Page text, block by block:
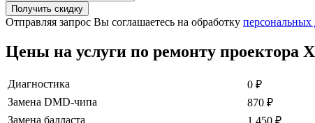
Отправляя запрос Вы соглашаетесь на обработку
Цены на услуги по ремонту проектора
Диагностика 0 ₽
Замена DMD-чипа
870 ₽
Замена балласта